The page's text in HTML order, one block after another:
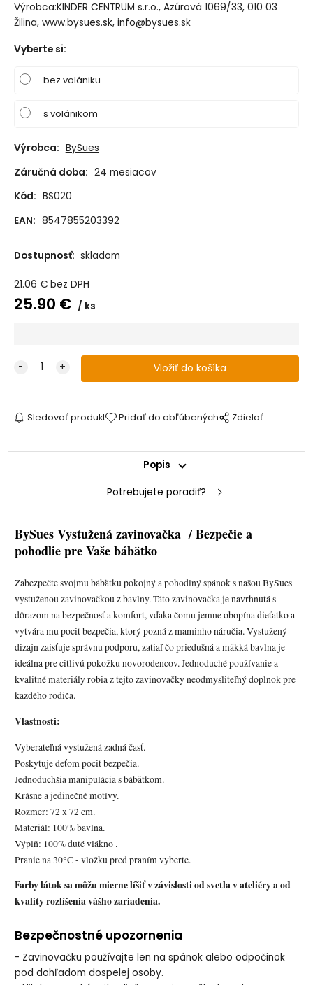
Výrobca:KINDER CENTRUM s.r.o., Azúrová 1069/33, 010 03
Žilina, www.bysues.sk, info@bysues.sk
Vyberte si:
bez volániku
s volánikom
Výrobca: BySues
Záručná doba: 24 mesiacov
Kód: BS020
EAN: 8547855203392
Dostupnosť: skladom
21.06 € bez DPH
25.90 € ks
Sledovať produkt Pridať do obľúbených Zdielať
Popis
Potrebujete poradiť?
BySues Vystužená zavinovačka / Bezpečie a
pohodlie pre Vaše bábätko
Zabezpečte svojmu bábätku pokojný a pohodlný spánok s našou BySues
vystuženou zavinovačkou z bavlny. Táto zavinovačka je navrhnutá s
dôrazom na bezpečnosť a komfort, vďaka čomu jemne obopína dieťatko a
vytvára mu pocit bezpečia, ktorý pozná z maminho náručia. Vystužený
dizajn zaisťuje správnu podporu, zatiaľ čo priedušná a mäkká bavlna je
ideálna pre citlivú pokožku novorodencov. Jednoduché používanie a
kvalitné materiály robia z tejto zavinovačky neodmysliteľný doplnok pre
každého rodiča.
Vlastnosti:
Vyberateľná vystužená zadná časť.
Poskytuje deťom pocit bezpečia.
Jednoduchšia manipulácia s bábätkom.
Krásne a jedinečné motívy.
Rozmer: 72 x 72 cm.
Materiál: 100% bavlna.
Výplň: 100% duté vlákno .
Pranie na 30°C - vložku pred praním vyberte.
Farby látok sa môžu mierne líšiť v závislosti od svetla v ateliéry a od
kvality rozlíšenia vášho zariadenia.
Bezpečnostné upozornenia
- Zavinovačku používajte len na spánok alebo odpočinok
pod dohľadom dospelej osoby.